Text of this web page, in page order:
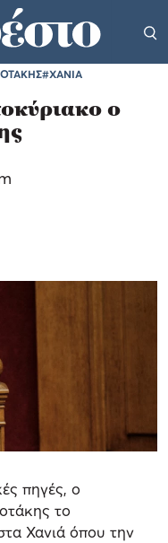
#ΧΑΝΙΑ
ο
πηγές, ο
το
Χανιά όπου την